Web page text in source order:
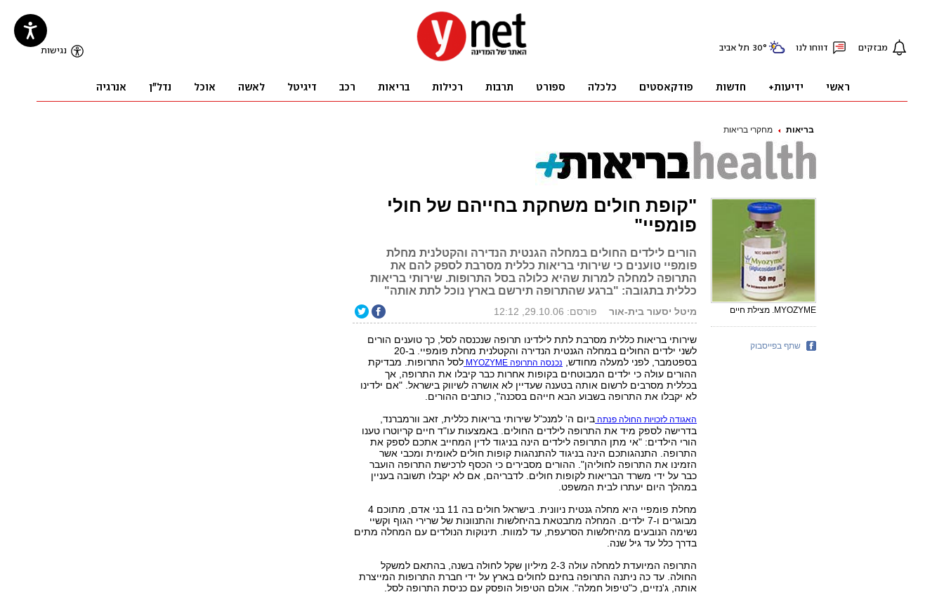
בריאות מחקרי בריאות
"קופת חולים משחקת בחייהם של חולי
פומפיי"
הורים לילדים החולים במחלה הגנטית הנדירה והקטלנית מחלת
פומפיי טוענים כי שירותי בריאות כללית מסרבת לספק להם את
התרופה למחלה למרות שהיא כלולה בסל התרופות. שירותי בריאות
כללית בתגובה: "ברגע שהתרופה תירשם בארץ נוכל לתת אותה"
מיטל יסעור בית-אור פורסם: 29.10.06, 12:12
שירותי בריאות כללית מסרבת לתת לילדינו תרופה שנכנסה לסל, כך טוענים הורים
לשני ילדים החולים במחלה הגנטית הנדירה והקטלנית מחלת פומפיי. ב-20
בספטמבר, לפני למעלה מחודש, נכנסה התרופה MYOZYME
לסל התרופות. מבדיקת
ההורים עולה כי ילדים המבוטחים בקופות אחרות כבר קיבלו את התרופה, אך
בכללית מסרבים לרשום אותה בטענה שעדיין לא אושרה לשיווק בישראל. "אם ילדינו
לא יקבלו את התרופה בשבוע הבא חייהם בסכנה", כותבים ההורים.
האגודה לזכויות החולה פנתה ביום ה' למנכ"ל שירותי בריאות כללית, זאב וורמברנד,
בדרישה לספק מיד את התרופה לילדים החולים. באמצעות עו"ד חיים קריוטרו טענו
הורי הילדים: "אי מתן התרופה לילדים הינה בניגוד לדין המחייב אתכם לספק את
התרופה. התנהגותכם הינה בניגוד להתנהגות קופות חולים לאומית ומכבי אשר
הזמינו את התרופה לחוליהן". ההורים מסבירים כי הכסף לרכישת התרופה הועבר
כבר על ידי משרד הבריאות לקופות חולים. לדבריהם, אם לא יקבלו תשובה בעניין
במהלך היום יעתרו לבית המשפט.
מחלת פומפיי היא מחלה גנטית ניוונית. בישראל חולים בה 11 בני אדם, מתוכם 4
מבוגרים ו-7 ילדים. המחלה מתבטאת בהיחלשות והתנוונות של שרירי הגוף וקשיי
נשימה הנובעים מהיחלשות הסרעפת, עד למוות. תינוקות הנולדים עם המחלה מתים
בדרך כלל עד גיל שנה.
התרופה המיועדת למחלה עולה 2-3 מיליון שקל לחולה בשנה, בהתאם למשקל
החולה. עד כה ניתנה התרופה בחינם לחולים בארץ על ידי חברת התרופות המייצרת
אותה, ג'נזיים, כ"טיפול חמלה". אולם הטיפול הופסק עם כניסת התרופה לסל.
MYOZYME. מצילת חיים
שתף בפייסבוק